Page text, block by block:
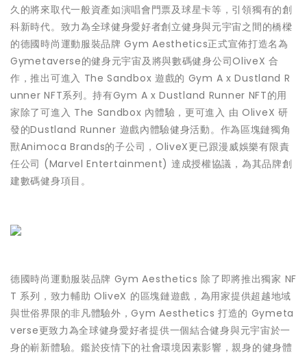
久的將來取代一般資產如演唱會門票及球星卡等，引領獨有的創
科新時代。致力為全球健身愛好者創立健身與元宇宙之間的橋樑
的德國時尚運動服裝品牌 Gym Aesthetics正式宣佈打造名為
Gymetaverse的健身元宇宙及將與數碼健身公司OliveX 合
作，推出可進入 The Sandbox 遊戲的 Gym A x Dustland R
unner NFT系列。持有Gym A x Dustland Runner NFT的用
家除了可進入 The Sandbox 內體驗，更可進入 由 OliveX 研
發的Dustland Runner 遊戲內體驗健身活動。作為區塊鏈獨角
獸Animoca Brands的子公司，OliveX更已跟漫威娛樂有限責
任公司 (Marvel Entertainment) 達成授權協議，為其品牌創
建數碼健身項目。
德國時尚運動服裝品牌 Gym Aesthetics 除了即將推出獨家 NF
T 系列，致力輔助 OliveX 的區塊鏈遊戲，為用家提供超越地域
與世俗界限的非凡體驗外，Gym Aesthetics 打造的 Gymeta
verse更致力為全球健身愛好者提供一個結合健身與元宇宙於一
身的嶄新體驗。鑑於疫情下的社會環境因素影響，親身的健身體